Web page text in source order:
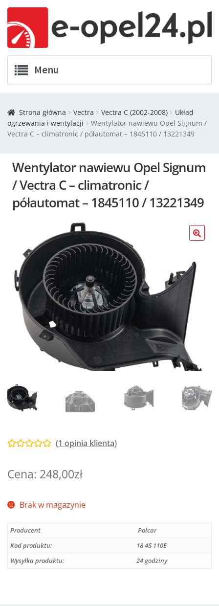
Menu
Zamówienia
Koszyk
Promocje
Strona główna Vectra Vectra C (2002-2008)
Układ
ogrzewania i wentylacji
Wentylator nawiewu Opel Signum /
Vectra C – climatronic / półautomat – 1845110 / 13221349
Wentylator nawiewu Opel Signum
/ Vectra C – climatronic /
półautomat – 1845110 / 13221349
podstawie
(1 opinia klienta)
248,00zł
Brak w magazynie
Producent
Polcar
Kod produktu:
18 45 110E
Wysyłka produktu:
24 godziny